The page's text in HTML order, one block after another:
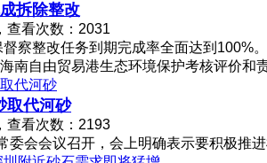
拆除整改
查看次数：2031
察整改任务到期完成率全面达到
南自由贸易港生态环境保护考核评价和
取代河砂
查看次数：2193
委会会议召开，会上明确表示要积极推